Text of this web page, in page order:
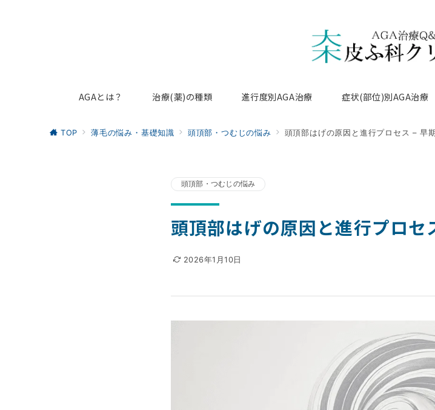
AGAとは？ 治療(薬)の種類 進行度別AGA治療 症状(部位)別AGA治療
TOP 薄毛の悩み・基礎知識 頭頂部・つむじの悩み 頭頂部はげの原因と進行プロセス – 早
頭頂部・つむじの悩み
頭頂部はげの原因と進行プロセ
2026年1月10日